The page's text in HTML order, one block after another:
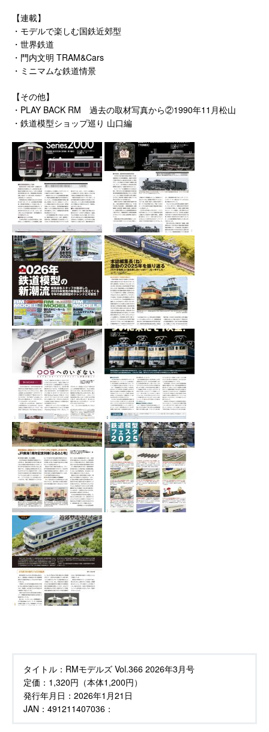
【連載】
・モデルで楽しむ国鉄近郊型
・世界鉄道
・門内文明 TRAM&Cars
・ミニマムな鉄道情景
【その他】
・PLAY BACK RM 過去の取材写真から②1990年11月松山
・鉄道模型ショップ巡り 山口編
タイトル： RMモデルズ Vol.366 2026年3月号
定価： 1,320円（本体1,200円）
発行年月日： 2026年1月21日
JAN：491211407036：